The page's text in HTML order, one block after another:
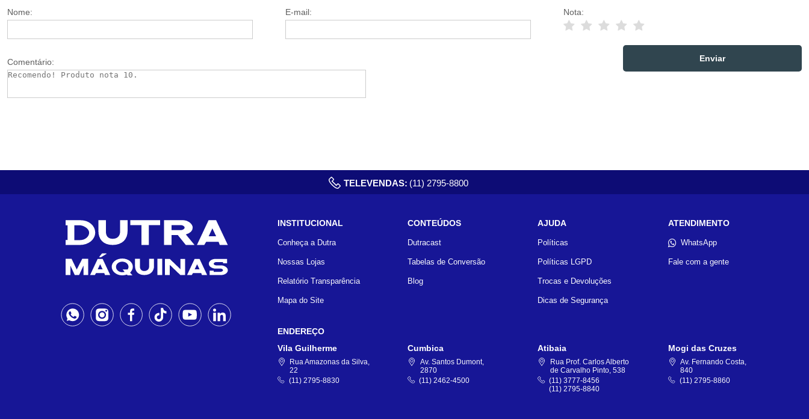
Nome: E-mail: Nota:
Comentário:
TELEVENDAS: (11) 2795-8800
INSTITUCIONAL
Conheça a Dutra
Nossas Lojas
Relatório Transparência
Mapa do Site
CONTEÚDOS
Dutracast
Tabelas de Conversão
Blog
AJUDA
Políticas
Políticas LGPD
Trocas e Devoluções
Dicas de Segurança
ATENDIMENTO
WhatsApp
Fale com a gente
ENDEREÇO
Vila Guilherme
Rua Amazonas da Silva,
22
(11) 2795-8830
Cumbica
Av. Santos Dumont,
2870
(11) 2462-4500
Atibaia
Rua Prof. Carlos Alberto
de Carvalho Pinto, 538
(11) 3777-8456
(11) 2795-8840
Mogi das Cruzes
Av. Fernando Costa,
840
(11) 2795-8860